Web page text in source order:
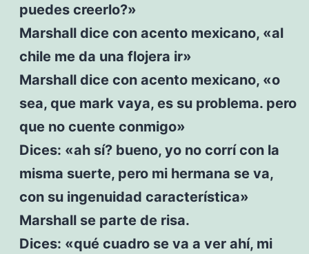
puedes creerlo?»
Marshall dice con acento mexicano, «al
chile me da una flojera ir»
Marshall dice con acento mexicano, «o
sea, que mark vaya, es su problema. pero
que no cuente conmigo»
Dices: «ah sí? bueno, yo no corrí con la
misma suerte, pero mi hermana se va,
con su ingenuidad característica»
Marshall se parte de risa.
Dices: «qué cuadro se va a ver ahí, mi